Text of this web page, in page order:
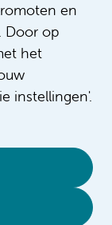
en
Door op
het
instellingen'.